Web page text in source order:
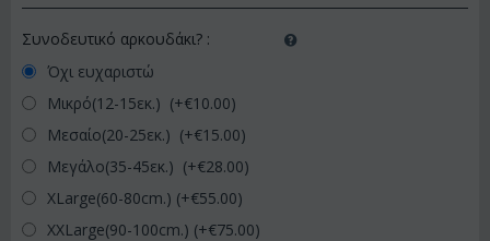
Συνοδευτικό αρκουδάκι? :
Όχι ευχαριστώ
Μικρό(12-15εκ.) (+€10.00)
Μεσαίο(20-25εκ.) (+€15.00)
Μεγάλο(35-45εκ.) (+€28.00)
XLarge(60-80cm.) (+€55.00)
XXLarge(90-100cm.) (+€75.00)